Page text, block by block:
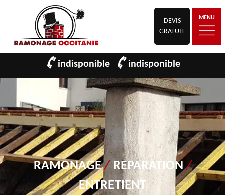
DEVIS
GRATUIT
MENU
indisponible indisponible
RAMONAGE/ REPARATION/
ENTRETIENT